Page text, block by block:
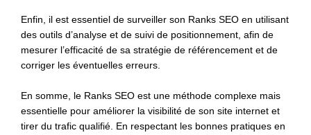
Enfin, il est essentiel de surveiller son Ranks SEO en utilisant
des outils d’analyse et de suivi de positionnement, afin de
mesurer l’efficacité de sa stratégie de référencement et de
corriger les éventuelles erreurs.
En somme, le Ranks SEO est une méthode complexe mais
essentielle pour améliorer la visibilité de son site internet et
tirer du trafic qualifié. En respectant les bonnes pratiques en